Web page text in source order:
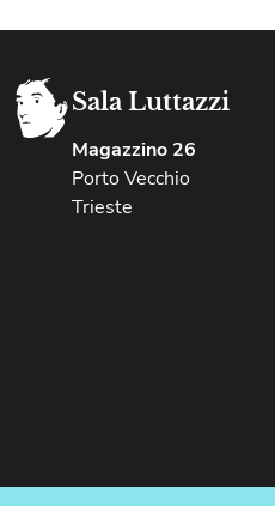
Sala Luttazzi
Magazzino 26
Porto Vecchio
Trieste